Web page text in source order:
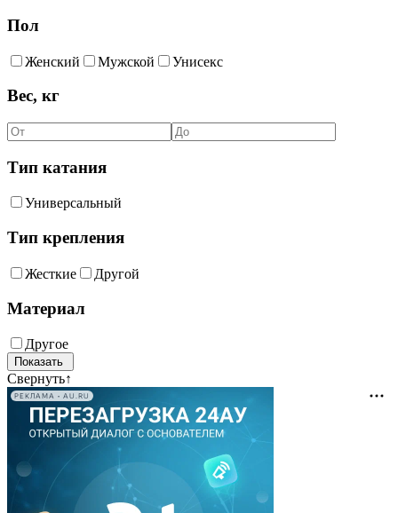
Пол
Женский Мужской Унисекс
Вес, кг
Тип катания
Универсальный
Тип крепления
Жесткие Другой
Материал
Другое
Свернуть↑
РЕКЛАМА • AU.RU